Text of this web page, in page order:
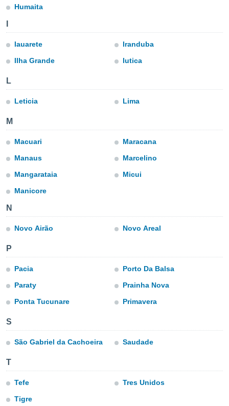
y
de
cookies
de
te
de que
se
o
aunque
no
web a
Humaita
Iauarete
Ilha Grande
Iranduba
Iutica
L
Leticia Lima
M
Macuari
Manaus
Mangarataia
Manicore
Maracana
Marcelino
Micui
N
Novo Airão Novo Areal
P
Pacia
Paraty
Ponta Tucunare
Porto Da Balsa
Prainha Nova
Primavera
S
São Gabriel da Cachoeira Saudade
T
Tefe
Tigre
Tres Unidos